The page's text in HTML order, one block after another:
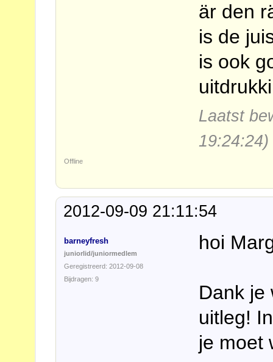
är den
is de
is ook
Laatst
19:24:24)
Offline
2012-09-09 21:11:54
barneyfresh
juniorlid/juniormedlem
Geregistreerd: 2012-09-08
Bijdragen: 9
hoi
Dank je
uitleg!
je moet